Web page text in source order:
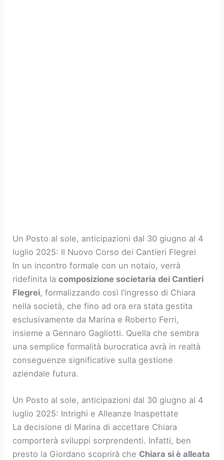
Un Posto al sole, anticipazioni dal 30 giugno al 4
luglio 2025: Il Nuovo Corso dei Cantieri Flegrei
In un incontro formale con un notaio, verrà
ridefinita lacomposizione societaria dei Cantieri
Flegrei, formalizzando così l’ingresso di Chiara
nella società, che fino ad ora era stata gestita
esclusivamente da Marina e Roberto Ferri,
insieme a Gennaro Gagliotti. Quella che sembra
una semplice formalità burocratica avrà in realtà
conseguenze significative sulla gestione
aziendale futura.
Un Posto al sole, anticipazioni dal 30 giugno al 4
luglio 2025: Intrighi e Alleanze Inaspettate
La decisione di Marina di accettare Chiara
comporterà sviluppi sorprendenti. Infatti, ben
presto la Giordano scoprirà che Chiara si è alleata